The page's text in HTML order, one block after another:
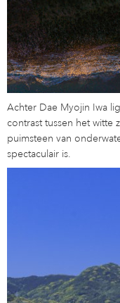
Achter Dae Myojin Iwa
contrast tussen het witte
puimsteen van
spectaculair is.